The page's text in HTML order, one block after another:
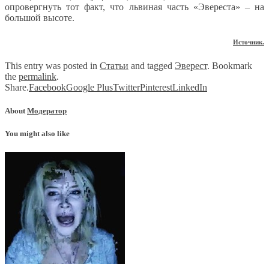
опровергнуть тот факт, что львиная часть «Эвереста» – на
большой высоте.
Источник.
This entry was posted in Статьи and tagged Эверест. Bookmark
the permalink.
Share.FacebookGoogle PlusTwitterPinterestLinkedIn
About Модератор
You might also like